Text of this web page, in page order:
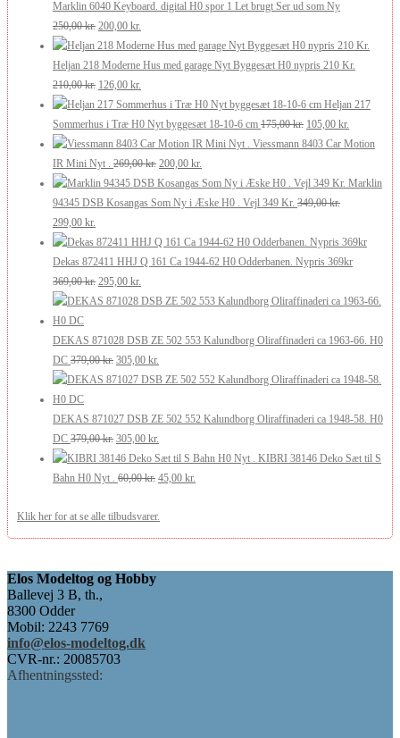
pris
250,00 kr..
pris
200,00 kr..
Marklin 6040 Keyboard. digital H0 spor 1 Let brugt Ser ud som Ny
250,00kr. Den
oprindelige
pris
var:
250,00 kr..
200,00 kr.
aktuelle
pris
200,00 kr..
Heljan 218 Moderne Hus med garage Nyt Byggesæt H0 nypris 210 Kr.
210,00kr. Den
oprindelige
pris
var:
210,00 kr..
126,00 kr.
aktuelle
pris
er:
126,00 kr..
Heljan 217
Sommerhus i Træ H0 Nyt byggesæt 18-10-6 cm 175,00kr. Den
oprindelige
var:
175,00 kr..
105,00 kr.
aktuelle
er:
105,00 kr..
Viessmann 8403 Car Motion
IR Mini Nyt .
269,00kr. Den
oprindelige
pris
269,00 kr..
200,00 kr.
aktuelle
pris
200,00 kr..
Marklin
94345 DSB Kosangas Som Ny i Æske H0 . Vejl 349 Kr. 349,00kr.
Den
oprindelige
pris
var:
349,00 kr..
299,00 kr.
aktuelle
pris
er:
299,00 kr..
Dekas 872411 HHJ Q 161 Ca 1944-62 H0 Odderbanen. Nypris 369kr
369,00kr. Den
oprindelige
var:
369,00 kr..
295,00 kr.
aktuelle
er:
295,00 kr..
DEKAS 871028 DSB ZE 502 553 Kalundborg Oliraffinaderi ca 1963-66. H0
DC 379,00kr. Den
oprindelige
var:
379,00 kr..
305,00 kr.
aktuelle
er:
DEKAS 871027 DSB ZE 502 552 Kalundborg Oliraffinaderi ca 1948-58. H0
DC 379,00kr. Den
oprindelige
pris
379,00 kr..
305,00 kr.
aktuelle
pris
KIBRI 38146 Deko Sæt til S
Bahn H0 Nyt .
60,00kr. Den
pris
var:
45,00 kr.
er:
Klik her for at se alle tilbudsvarer.
Elos Modeltog og Hobby
Ballevej 3 B, th.,
8300 Odder
Mobil: 2243 7769
info@elos-modeltog.dk
CVR-nr.: 20085703
Afhentningssted: